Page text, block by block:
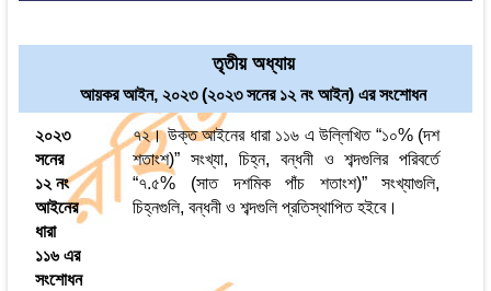
তৃতীয় অধ্যায়
আয়কর আইন, ২০২৩ (২০২৩ সনের ১২ নং আইন) এর সংশোধন
২০২৩
সনের
১২ নং
আইনের
ধারা
১১৬ এর
সংশোধন
৭২। উক্ত আইনের ধারা ১১৬ এ উল্লিখিত “১০% (দশ
শতাংশ)” সংখ্যা, চিহ্ন, বন্ধনী ও শব্দগুলির পরিবর্তে
“৭.৫% (সাত দশমিক পাঁচ শতাংশ)” সংখ্যাগুলি,
চিহ্নগুলি, বন্ধনী ও শব্দগুলি প্রতিস্থাপিত হইবে।